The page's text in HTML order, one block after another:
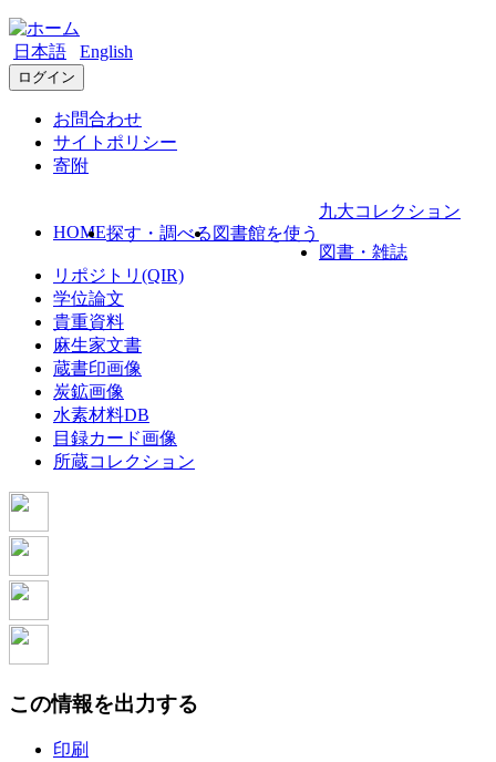
日本語 English
ログイン
お問合わせ
サイトポリシー
寄附
HOME探す・調べる 図書館を使う
九大コレクション
図書・雑誌
リポジトリ(QIR)
学位論文
貴重資料
麻生家文書
蔵書印画像
炭鉱画像
水素材料DB
目録カード画像
所蔵コレクション
この情報を出力する
印刷